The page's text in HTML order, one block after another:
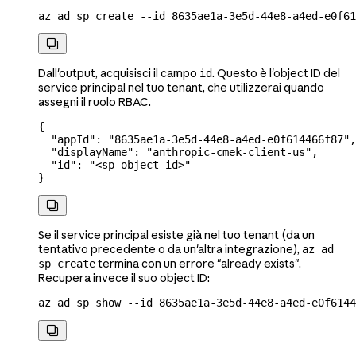
az ad sp create --id 8635ae1a-3e5d-44e8-a4ed-

Dall'output, acquisisci il campo id. Questo è l'object ID del
service principal nel tuo tenant, che utilizzerai quando
assegni il ruolo RBAC.
{
  "appId"
: "8635ae1a-3e5d-44e8-a4ed-e0f614466f87" ,
  "displayName"
: "anthropic-cmek-client-us" ,
  "id"
:
"<sp-object-id>"
}

Se il service principal esiste già nel tuo tenant (da un
tentativo precedente o da un'altra integrazione), az ad
sp createtermina con un errore "already exists".
Recupera invece il suo object ID:
az ad sp show --id 8635ae1a-3e5d-44e8-a4ed-
